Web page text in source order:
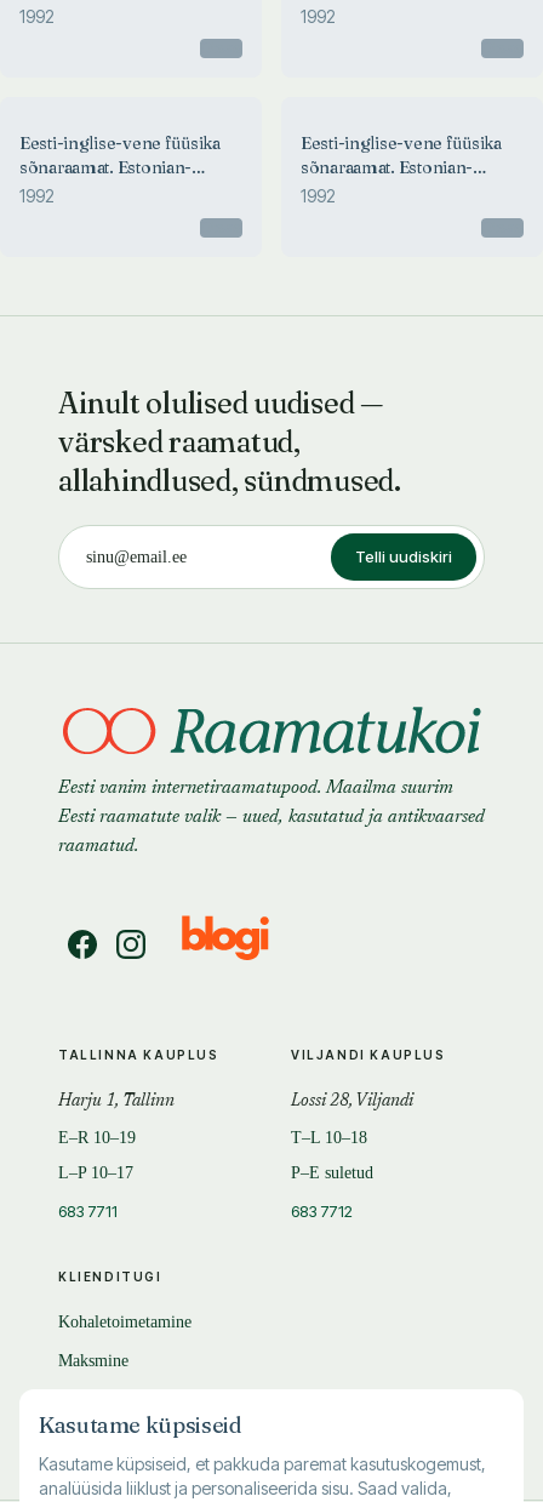
English-Russian physics
dictionary. Эстонско-англо-
русский физический словарь
1992
English-Russian physics
dictionary. Эстонско-англо-
русский физический словарь
1992
Eesti-inglise-vene füüsika
sõnaraamat. Estonian-
English-Russian physics
dictionary. Эстонско-англо-
русский физический словарь
1992
Eesti-inglise-vene füüsika
sõnaraamat. Estonian-
English-Russian physics
dictionary. Эстонско-англо-
русский физический словарь
1992
Ainult olulised uudised —
värsked raamatud,
allahindlused, sündmused.
Telli uudiskiri
Eesti vanim internetiraamatupood. Maailma suurim
Eesti raamatute valik — uued, kasutatud ja antikvaarsed
raamatud.
KLIENDITUGI
Kohaletoimetamine
Maksmine
KKK
TALLINNA KAUPLUS
Harju 1, Tallinn
E–R 10–19
L–P 10–17
683 7711
VILJANDI KAUPLUS
Lossi 28, Viljandi
T–L 10–18
P–E suletud
683 7712
Kasutame küpsiseid
Kasutame küpsiseid, et pakkuda paremat kasutuskogemust,
analüüsida liiklust ja personaliseerida sisu. Saad valida,